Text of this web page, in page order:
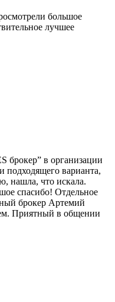
большое
лучшее
брокер” в организации
подходящего варианта,
нашла, что искала.
спасибо! Отдельное
брокер Артемий
Приятный в общении